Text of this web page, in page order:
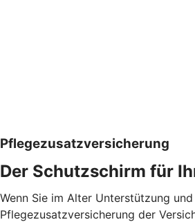
Pflegezusatzversicherung
Der Schutzschirm für
Wenn Sie im Alter Unterstützung
Pflegezusatzversicherung der